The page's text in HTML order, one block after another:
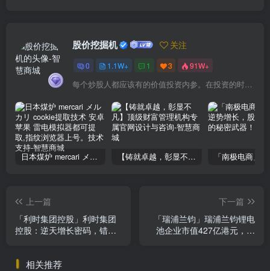
股价挖掘机 关注
0 1.1W+ 1 3 91W+
每个炒股人都应该有的价值投资内参。在投资的时候，我们把自己看成是企业分析师——而不是市场分析师，也不是宏观经济分析师，更不是证券分析师。
日本煤炉 mercari メルカリ cookie提取技术 安卓 苹果 雷电模拟器都可提取,指纹浏览器上号。技术支持 【铸就卓越，彰显不凡】顶级财富管理机构专属官网设计与咨询
上一篇
「利时集团控股」利时集团
控股：逆天增长密码，错过
下一篇
「瑞浦兰钧」瑞浦兰钧锂电
池企业市值427亿港元，动
相关推荐